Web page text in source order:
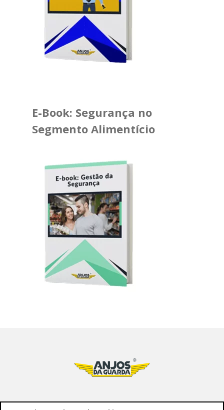
E-Book: Segurança no
Segmento Alimentício